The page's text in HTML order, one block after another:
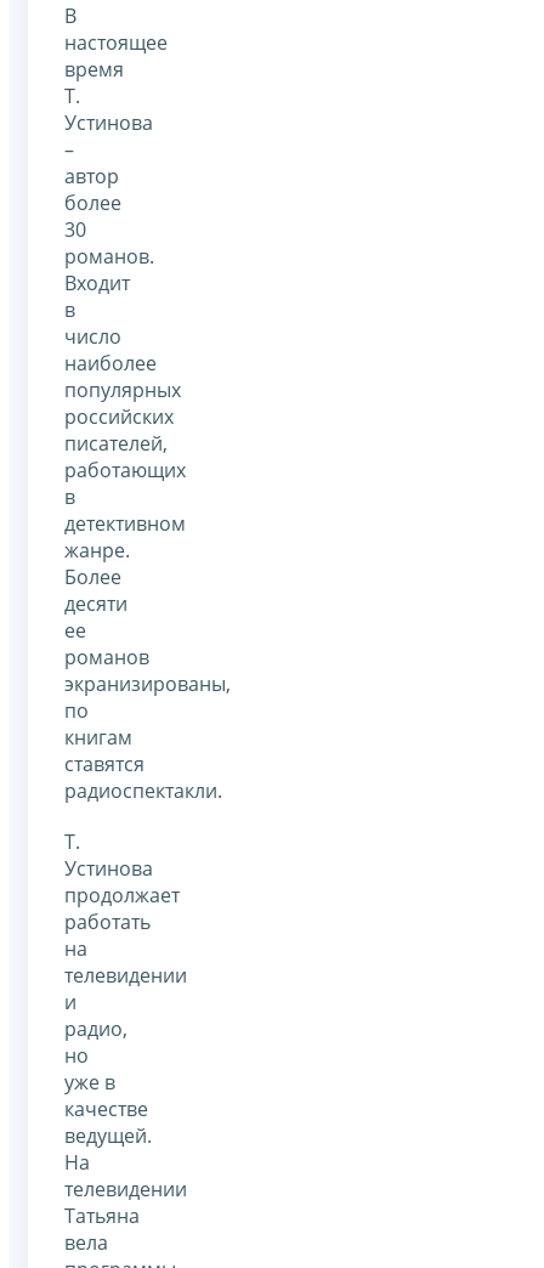
В
настоящее
время
Т.
Устинова
–
автор
более
30
романов.
Входит
в
число
наиболее
популярных
российских
писателей,
работающих
в
детективном
жанре.
Более
десяти
ее
романов
экранизированы,
по
книгам
ставятся
радиоспектакли.
Т.
Устинова
продолжает
работать
на
телевидении
и
радио,
но
уже в
качестве
ведущей.
На
телевидении
Татьяна
вела